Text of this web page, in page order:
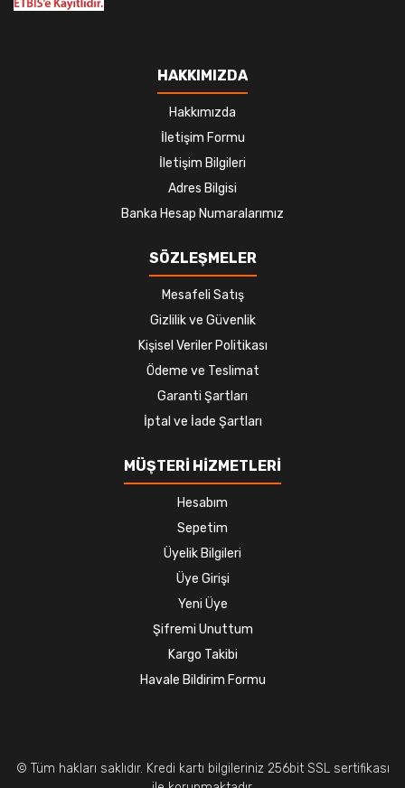
HAKKIMIZDA
Hakkımızda
İletişim Formu
İletişim Bilgileri
Adres Bilgisi
Banka Hesap Numaralarımız
SÖZLEŞMELER
Mesafeli Satış
Gizlilik ve Güvenlik
Kişisel Veriler Politikası
Ödeme ve Teslimat
Garanti Şartları
İptal ve İade Şartları
MÜŞTERİ HİZMETLERİ
Hesabım
Sepetim
Üyelik Bilgileri
Üye Girişi
Yeni Üye
Şifremi Unuttum
Kargo Takibi
Havale Bildirim Formu
© Tüm hakları saklıdır. Kredi kartı bilgileriniz 256bit SSL sertifikası